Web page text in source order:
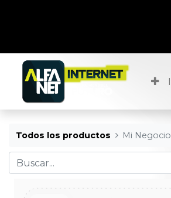
Todos los productos Mi